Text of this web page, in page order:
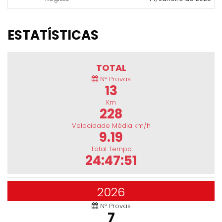
ESTATÍSTICAS
TOTAL
Nº Provas
13
Km
228
Velocidade Média km/h
9.19
Total Tempo
24:47:51
2026
Nº Provas
7